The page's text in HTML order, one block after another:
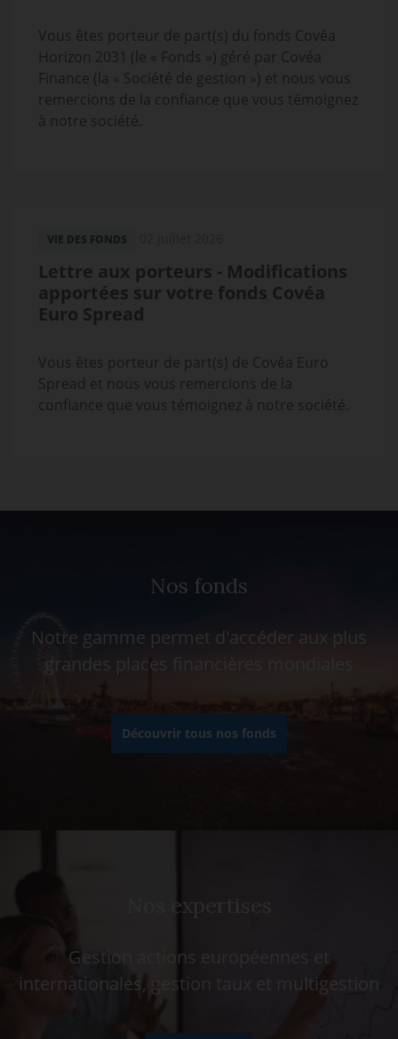
Vous êtes porteur de part(s) du fonds Covéa
Horizon 2031 (le « Fonds ») géré par Covéa
Finance (la « Société de gestion ») et nous vous
remercions de la confiance que vous témoignez
à notre société.
VIE DES FONDS
Lettre aux porteurs - Modifications
apportées sur votre fonds Covéa
Euro Spread
Vous êtes porteur de part(s) de Covéa Euro
Spread et nous vous remercions de la
confiance que vous témoignez à notre société.
Nos fonds
Notre gamme permet d'accéder aux plus
grandes places financières mondiales
Découvrir tous nos fonds
Nos expertises
Gestion actions européennes et
internationales, gestion taux et multigestion